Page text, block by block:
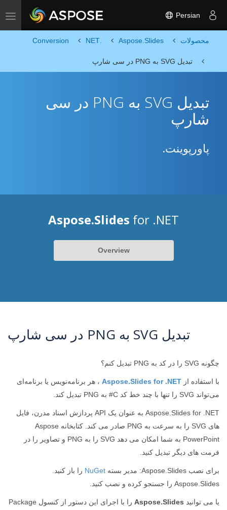
Toggle navigation Persian
محصولات Aspose.Slides
Conversion
تبدیل SVG به PNG در سی شارپ
تبدیل SVG به PNG در سی
شارپ
پاورپوینت.
Aspose.Slides for .NET
Overview
تبدیل SVG به PNG در سی شارپ
چگونه SVG را در کد به PNG تبدیل کنم؟
با استفاده از Aspose.Slides for .NET ، هر برنامه‌نویس یا برنامه‌ای
می‌تواند SVG را تنها با چند خط کد C# به PNG تبدیل کند.
Aspose.Slides for .NET به عنوان یک API پردازش اسناد مدرن، فایل
های SVG را به سرعت به PNG صادر می کند. کتابخانه Aspose
PowerPoint به شما امکان می دهد SVG را به PNG و تصاویر را در
فرمت های دیگر تبدیل کنید.
برای نصب Aspose.Slides: مدیر بسته NuGet را باز کنید.
Aspose.Slides را جستجو کرده و نصب کنید.
یا می توانید Aspose.Slides
را با اجرای این دستور از کنسول Package